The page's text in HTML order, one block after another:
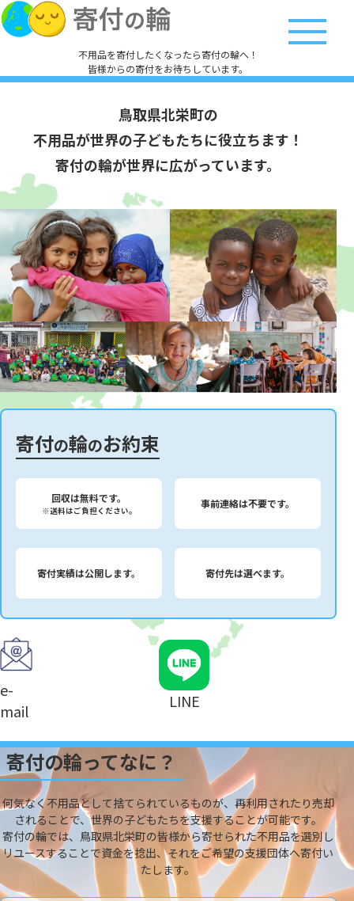
不用品を寄付したくなったら寄付の輪へ！
皆様からの寄付をお待ちしています。
鳥取県北栄町の
不用品が世界の子どもたちに役立ちます！
寄付の輪が世界に広がっています。
寄付の輪のお約束
回収は無料です。
※送料はご負担ください。
事前連絡は不要です。
寄付実績は公開します。 寄付先は選べます。
e-
mail
LINE
寄付の輪ってなに？
何気なく不用品として捨てられているものが、再利用されたり売却
されることで、世界の子どもたちを支援することが可能です。
寄付の輪では、鳥取県北栄町の皆様から寄せられた不用品を選別し
リユースすることで資金を捻出、それをご希望の支援団体へ寄付い
たします。